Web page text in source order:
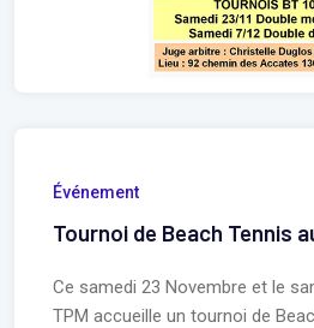
Événement
Tournoi de Beach Tennis
Ce samedi 23 Novembre et le
TPM accueille un tournoi de